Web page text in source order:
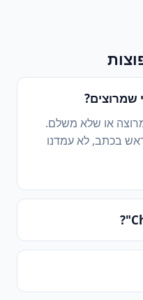
או שלא משלם.
בכתב, לא עמדנו